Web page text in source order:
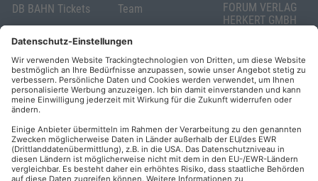
DB BAHN Tickets
Veranstaltungsunterlagen
Widerrufsrecht
für Verbraucher
Elektronischer
Geschäftsverkehr
Barrierefreiheit
Team
Die AKADEMIE
HERKERT
FORUM VERLAG
HERKERT
Kontakt
FORUM VERLAG
HERKERT GMBH
86504 Merching
Telefon: +49
(0)8233 381-123
Telefax: +49
E-Mail:
herkert.de
Zahlung per